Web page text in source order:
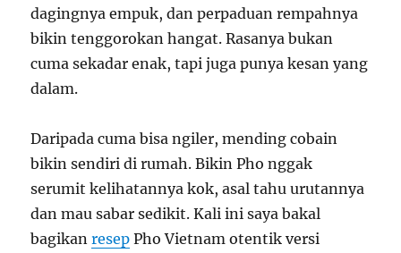
dagingnya empuk, dan perpaduan rempahnya
bikin tenggorokan hangat. Rasanya bukan
cuma sekadar enak, tapi juga punya kesan yang
dalam.
Daripada cuma bisa ngiler, mending cobain
bikin sendiri di rumah. Bikin Pho nggak
serumit kelihatannya kok, asal tahu urutannya
dan mau sabar sedikit. Kali ini saya bakal
bagikanresep Pho Vietnam otentik versi